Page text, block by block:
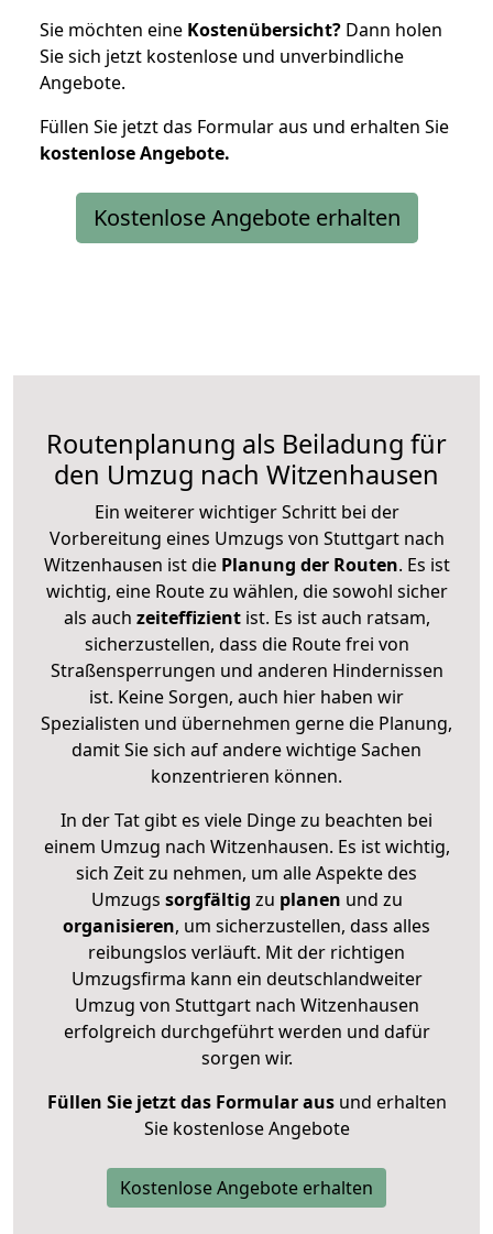
Sie möchten eine Kostenübersicht? Dann holen
Sie sich jetzt kostenlose und unverbindliche
Angebote.
Füllen Sie jetzt das Formular aus und erhalten Sie
kostenloseAngebote.
Kostenlose Angebote erhalten
Routenplanung als Beiladung für
den Umzug nach Witzenhausen
Ein weiterer wichtiger Schritt bei der
Vorbereitung eines Umzugs von Stuttgart nach
Witzenhausen ist diePlanung der Routen. Es ist
wichtig, eine Route zu wählen, die sowohl sicher
als auch zeiteffizientist. Es ist auch ratsam,
sicherzustellen, dass die Route frei von
Straßensperrungen und anderen Hindernissen
ist. Keine Sorgen, auch hier haben wir
Spezialisten und übernehmen gerne die Planung,
damit Sie sich auf andere wichtige Sachen
konzentrieren können.
In der Tat gibt es viele Dinge zu beachten bei
einem Umzug nach Witzenhausen. Es ist wichtig,
sich Zeit zu nehmen, um alle Aspekte des
Umzugs sorgfältig zu planen und zu
organisieren, um sicherzustellen, dass alles
reibungslos verläuft. Mit der richtigen
Umzugsfirma kann ein deutschlandweiter
Umzug von Stuttgart nach Witzenhausen
erfolgreich durchgeführt werden und dafür
sorgen wir.
Füllen Sie jetzt das Formular ausund erhalten
Sie kostenlose Angebote
Kostenlose Angebote erhalten